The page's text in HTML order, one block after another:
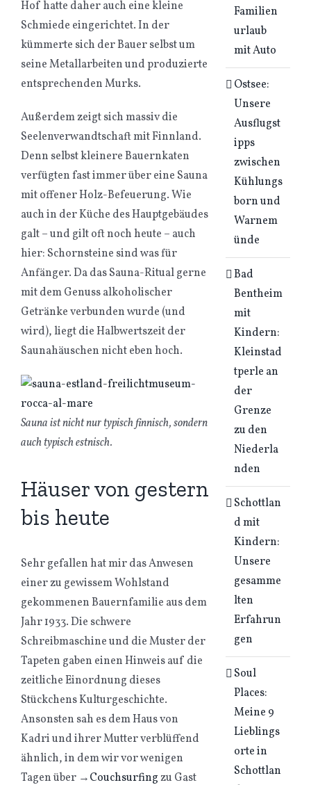
Hof hatte daher auch eine kleine
Schmiede eingerichtet. In der
kümmerte sich der Bauer selbst um
seine Metallarbeiten und produzierte
entsprechenden Murks.
Außerdem zeigt sich massiv die
Seelenverwandtschaft mit Finnland.
Denn selbst kleinere Bauernkaten
verfügten fast immer über eine Sauna
mit offener Holz-Befeuerung. Wie
auch in der Küche des Hauptgebäudes
galt – und gilt oft noch heute – auch
hier: Schornsteine sind was für
Anfänger. Da das Sauna-Ritual gerne
mit dem Genuss alkoholischer
Getränke verbunden wurde (und
wird), liegt die Halbwertszeit der
Saunahäuschen nicht eben hoch.
Sauna ist nicht nur typisch finnisch, sondern
auch typisch estnisch.
Häuser von gestern
bis heute
Sehr gefallen hat mir das Anwesen
einer zu gewissem Wohlstand
gekommenen Bauernfamilie aus dem
Jahr 1933. Die schwere
Schreibmaschine und die Muster der
Tapeten gaben einen Hinweis auf die
zeitliche Einordnung dieses
Stückchens Kulturgeschichte.
Ansonsten sah es dem Haus von
Kadri und ihrer Mutter verblüffend
ähnlich, in dem wir vor wenigen
Tagen über →Couchsurfingzu Gast
Familien
urlaub
mit Auto
Ostsee:
Unsere
Ausflugst
ipps
zwischen
Kühlungs
born und
Warnem
ünde
Bad
Bentheim
mit
Kindern:
Kleinstad
tperle an
der
Grenze
zu den
Niederla
nden
Schottlan
d mit
Kindern:
Unsere
gesamme
lten
Erfahrun
gen
Soul
Places:
Meine 9
Lieblings
orte in
Schottlan